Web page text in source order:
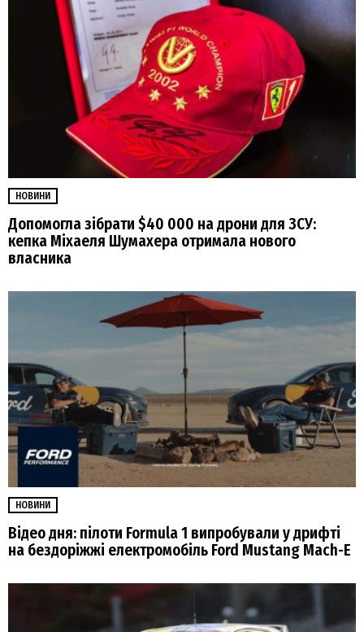
НОВИНИ
Допомогла зібрати $40 000 на дрони для ЗСУ:
кепка Міхаеля Шумахера отримала нового
власника
НОВИНИ
Відео дня: пілоти Formula 1 випробували у дрифті
на бездоріжжі електромобіль Ford Mustang Mach-E